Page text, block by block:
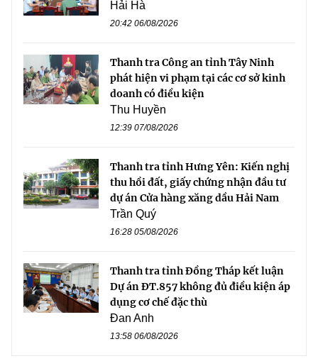
Hải Hà
20:42 06/08/2026
Thanh tra Công an tỉnh Tây Ninh
phát hiện vi phạm tại các cơ sở kinh
doanh có điều kiện
Thu Huyền
12:39 07/08/2026
Thanh tra tỉnh Hưng Yên: Kiến nghị
thu hồi đất, giấy chứng nhận đầu tư
dự án Cửa hàng xăng dầu Hải Nam
Trần Quý
16:28 05/08/2026
Thanh tra tỉnh Đồng Tháp kết luận
Dự án ĐT.857 không đủ điều kiện áp
dụng cơ chế đặc thù
Đan Anh
13:58 06/08/2026